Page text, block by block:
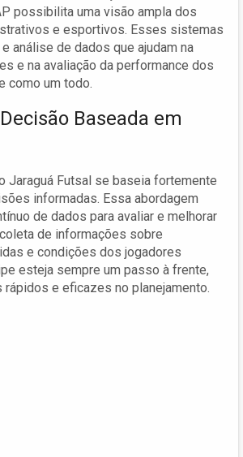
possibilita uma visão ampla dos
e esportivos. Esses sistemas
análise de dados que ajudam na
e na avaliação da performance dos
como um todo.
Baseada em
Jaraguá Futsal se baseia fortemente
informadas. Essa abordagem
de dados para avaliar e melhorar
de informações sobre
e condições dos jogadores
esteja sempre um passo à frente,
e eficazes no planejamento.